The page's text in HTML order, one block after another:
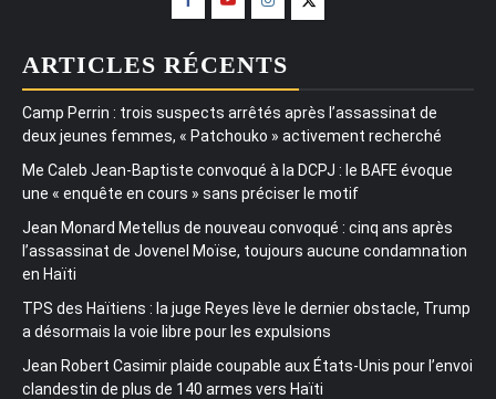
ARTICLES RÉCENTS
Camp Perrin : trois suspects arrêtés après l’assassinat de
deux jeunes femmes, « Patchouko » activement recherché
Me Caleb Jean-Baptiste convoqué à la DCPJ : le BAFE évoque
une « enquête en cours » sans préciser le motif
Jean Monard Metellus de nouveau convoqué : cinq ans après
l’assassinat de Jovenel Moïse, toujours aucune condamnation
en Haïti
TPS des Haïtiens : la juge Reyes lève le dernier obstacle, Trump
a désormais la voie libre pour les expulsions
Jean Robert Casimir plaide coupable aux États-Unis pour l’envoi
clandestin de plus de 140 armes vers Haïti